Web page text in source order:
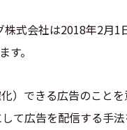
式会社は2018年2月
。
）できる広告のこと
て広告を配信する手